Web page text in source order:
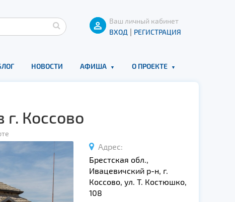
Ваш личный кабинет
ВХОД | РЕГИСТРАЦИЯ
НОВОСТИ АФИША О ПРОЕКТЕ
Коссово
Адрес:
Брестская обл.,
Ивацевичский р-н, г.
Коссово, ул. Т. Костюшко,
108